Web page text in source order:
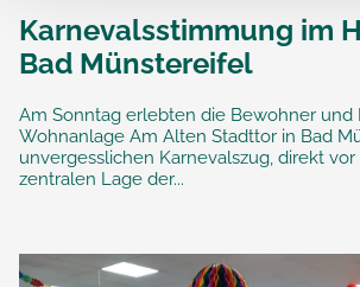
Karnevalsstimmung im
Bad Münstereifel
Am Sonntag erlebten die Bewohner und
Wohnanlage Am Alten Stadttor in Bad
unvergesslichen Karnevalszug, direkt
zentralen Lage der...